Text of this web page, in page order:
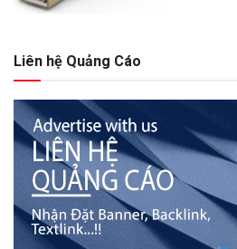
Liên hệ Quảng Cáo